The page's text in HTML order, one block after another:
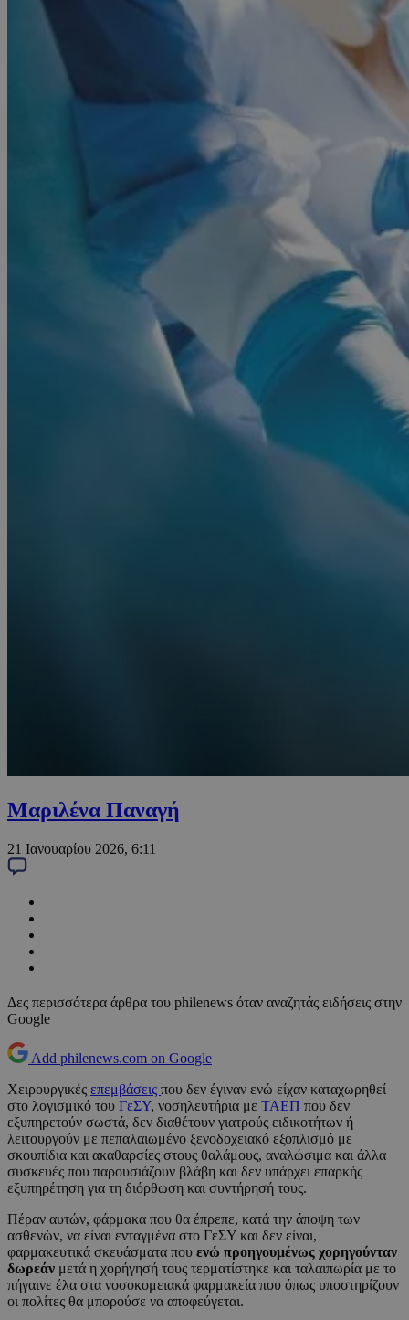
Μαριλένα Παναγή
21 Ιανουαρίου 2026, 6:11
Δες περισσότερα άρθρα του philenews όταν αναζητάς ειδήσεις στην
Google
Add philenews.com on Google
Χειρουργικές επεμβάσεις που δεν έγιναν ενώ είχαν καταχωρηθεί
στο λογισμικό του ΓεΣΥ, νοσηλευτήρια με ΤΑΕΠ που δεν
εξυπηρετούν σωστά, δεν διαθέτουν γιατρούς ειδικοτήτων ή
λειτουργούν με πεπαλαιωμένο ξενοδοχειακό εξοπλισμό με
σκουπίδια και ακαθαρσίες στους θαλάμους, αναλώσιμα και άλλα
συσκευές που παρουσιάζουν βλάβη και δεν υπάρχει επαρκής
εξυπηρέτηση για τη διόρθωση και συντήρησή τους.
Πέραν αυτών, φάρμακα που θα έπρεπε, κατά την άποψη των
ασθενών, να είναι ενταγμένα στο ΓεΣΥ και δεν είναι,
φαρμακευτικά σκευάσματα που ενώ προηγουμένως χορηγούνταν
δωρεάν μετά η χορήγησή τους τερματίστηκε και ταλαιπωρία με το
πήγαινε έλα στα νοσοκομειακά φαρμακεία που όπως υποστηρίζουν
οι πολίτες θα μπορούσε να αποφεύγεται.